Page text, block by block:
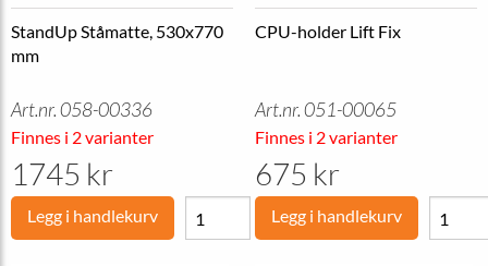
StandUp Ståmatte, 530x770
mm
Art.nr. 058-00336
Finnes i 2 varianter
1745 kr
Legg i handlekurv
CPU-holder Lift Fix
Art.nr. 051-00065
Finnes i 2 varianter
675 kr
Legg i handlekurv